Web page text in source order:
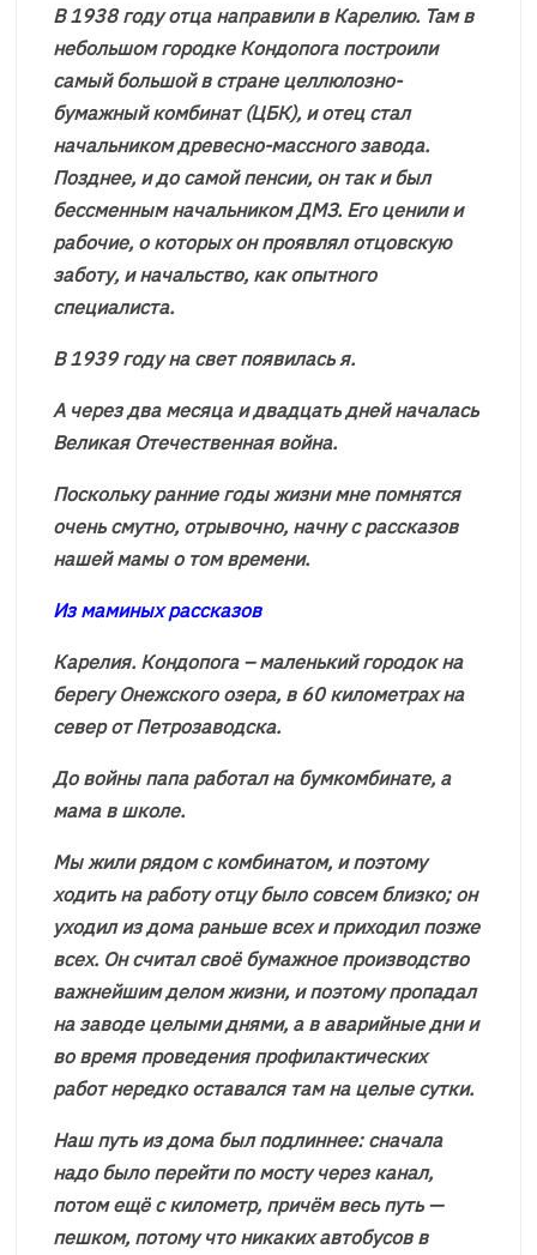
В 1938 году отца направили в Карелию. Там в
небольшом городке Кондопога построили
самый большой в стране целлюлозно-
бумажный комбинат (ЦБК), и отец стал
начальником древесно-массного завода.
Позднее, и до самой пенсии, он так и был
бессменным начальником ДМЗ. Его ценили и
рабочие, о которых он проявлял отцовскую
заботу, и начальство, как опытного
специалиста.
В 1939 году на свет появилась я.
А через два месяца и двадцать дней началась
Великая Отечественная война.
Поскольку ранние годы жизни мне помнятся
очень смутно, отрывочно, начну с рассказов
нашей мамы о том времени.
Из маминых рассказов
Карелия. Кондопога – маленький городок на
берегу Онежского озера, в 60 километрах на
север от Петрозаводска.
До войны папа работал на бумкомбинате, а
мама в школе.
Мы жили рядом с комбинатом, и поэтому
ходить на работу отцу было совсем близко; он
уходил из дома раньше всех и приходил позже
всех. Он считал своё бумажное производство
важнейшим делом жизни, и поэтому пропадал
на заводе целыми днями, а в аварийные дни и
во время проведения профилактических
работ нередко оставался там на целые сутки.
Наш путь из дома был подлиннее: сначала
надо было перейти по мосту через канал,
потом ещё с километр, причём весь путь —
пешком, потому что никаких автобусов в